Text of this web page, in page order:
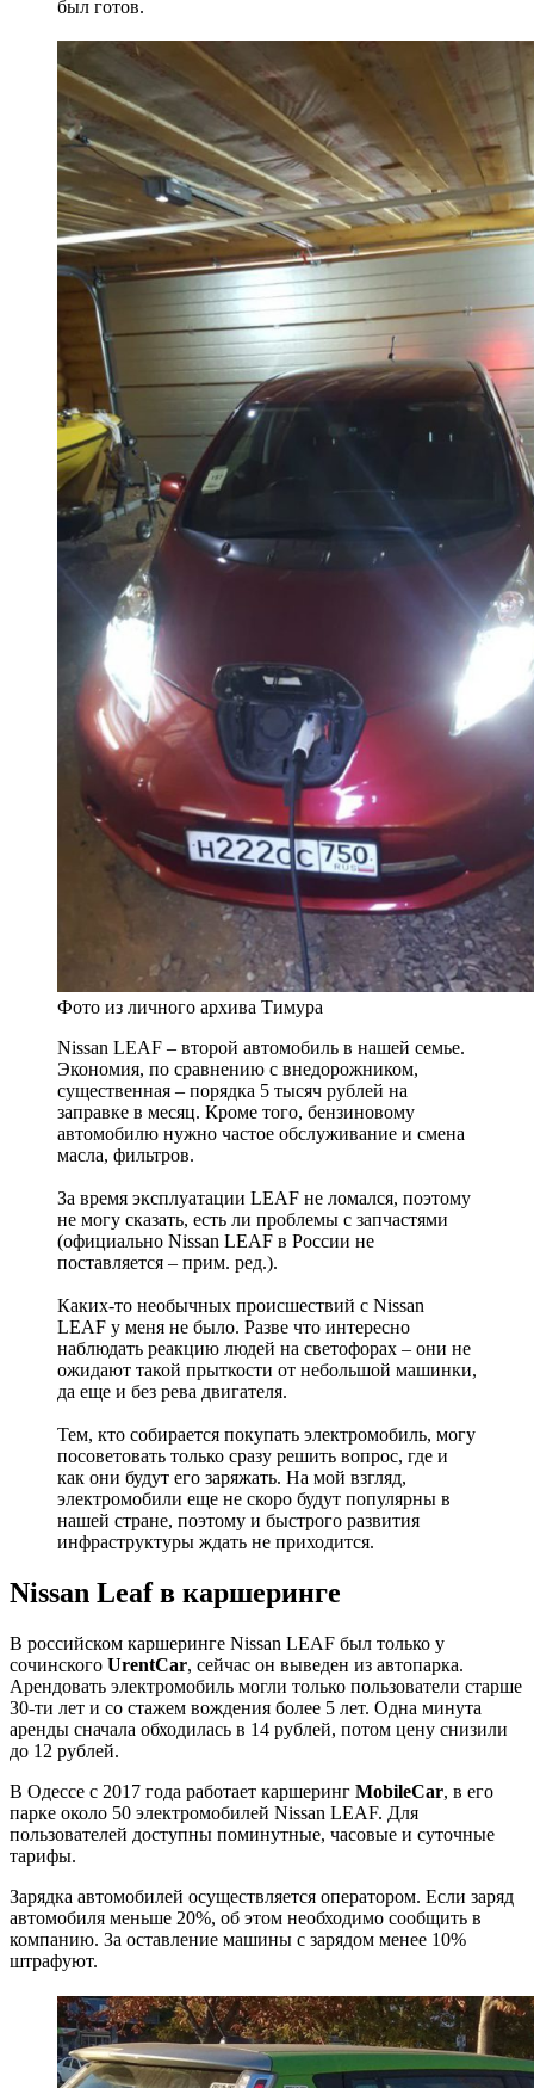
был готов.
Фото из личного архива Тимура
Nissan LEAF – второй автомобиль в нашей семье.
Экономия, по сравнению с внедорожником,
существенная – порядка 5 тысяч рублей на
заправке в месяц. Кроме того, бензиновому
автомобилю нужно частое обслуживание и смена
масла, фильтров.
За время эксплуатации LEAF не ломался, поэтому
не могу сказать, есть ли проблемы с запчастями
(официально Nissan LEAF в России не
поставляется – прим. ред.).
Каких-то необычных происшествий с Nissan
LEAF у меня не было. Разве что интересно
наблюдать реакцию людей на светофорах – они не
ожидают такой прыткости от небольшой машинки,
да еще и без рева двигателя.
Тем, кто собирается покупать электромобиль, могу
посоветовать только сразу решить вопрос, где и
как они будут его заряжать. На мой взгляд,
электромобили еще не скоро будут популярны в
нашей стране, поэтому и быстрого развития
инфраструктуры ждать не приходится.
Nissan Leaf в каршеринге
В российском каршеринге Nissan LEAF был только у
сочинского UrentCar, сейчас он выведен из автопарка.
Арендовать электромобиль могли только пользователи старше
30-ти лет и со стажем вождения более 5 лет. Одна минута
аренды сначала обходилась в 14 рублей, потом цену снизили
до 12 рублей.
В Одессе с 2017 года работает каршеринг MobileCar, в его
парке около 50 электромобилей Nissan LEAF. Для
пользователей доступны поминутные, часовые и суточные
тарифы.
Зарядка автомобилей осуществляется оператором. Если заряд
автомобиля меньше 20%, об этом необходимо сообщить в
компанию. За оставление машины с зарядом менее 10%
штрафуют.